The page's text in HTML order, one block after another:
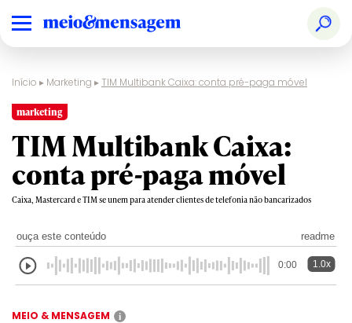
Início ▸ Marketing ▸ TIM Multibank Caixa: conta pré-paga móvel
marketing
TIM Multibank Caixa:
conta pré-paga móvel
Caixa, Mastercard e TIM se unem para atender clientes de telefonia não bancarizados
ouça este conteúdo readme
0:00 1.0x
MEIO & MENSAGEM i